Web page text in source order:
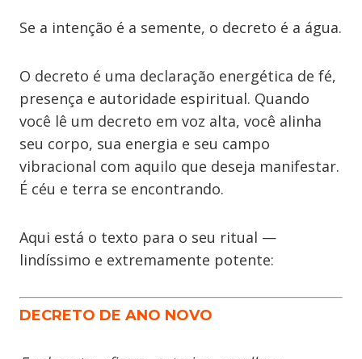
Se a intenção é a semente, o decreto é a água.
O decreto é uma declaração energética de fé,
presença e autoridade espiritual. Quando
você lê um decreto em voz alta, você alinha
seu corpo, sua energia e seu campo
vibracional com aquilo que deseja manifestar.
É céu e terra se encontrando.
Aqui está o texto para o seu ritual —
lindíssimo e extremamente potente:
DECRETO DE ANO NOVO